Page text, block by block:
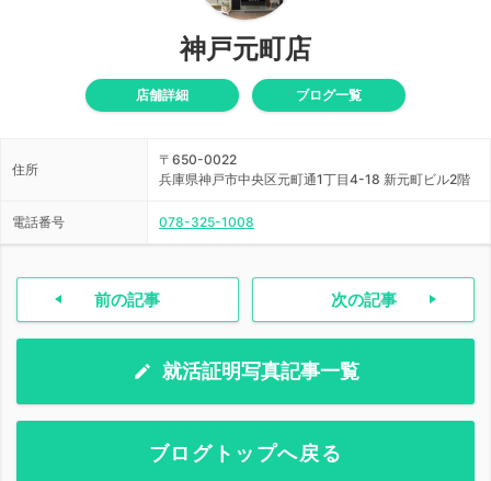
神戸元町店
店舗詳細 ブログ一覧
住所
〒650-0022
兵庫県神戸市中央区元町通1丁目4-18 新元町ビル2階
電話番号 078-325-1008
前の記事 次の記事
就活証明写真記事一覧
ブログトップへ戻る